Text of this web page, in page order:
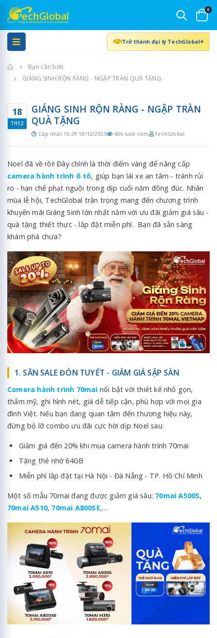
0
Trở thành đại lý TechGlobal
Trang chủBạn cần biết
GIÁNG SINH RỘN RÀNG - NGẬP TRÀN QUÀ TẶNG
18
TH12
GIÁNG SINH RỘN RÀNG - NGẬP TRÀN
QUÀ TẶNG
Cập nhật 16:29 18/12/2025 606 lượt xem TechGlobal
Noel đã về rồi! Đây chính là thời điểm vàng để nâng cấp
camera hành trình ô tô, giúp bạn lái xe an tâm - tránh rủi
ro - hạn chế phạt nguội trong dịp cuối năm đông đúc. Nhân
mùa lễ hội, TechGlobal trân trọng mang đến chương trình
khuyến mãi Giáng Sinh lớn nhất năm với ưu đãi giảm giá sâu -
quà tặng thiết thực - lắp đặt miễn phí. Bạn đã sẵn sàng
khám phá chưa?
1. SĂN SALE ĐÓN TUYẾT - GIẢM GIÁ SẬP SÀN
Camera hành trình 70mai nổi bật với thiết kế nhỏ gọn,
thẩm mỹ, ghi hình nét, giá dễ tiếp cận, phù hợp với mọi gia
đình Việt. Nếu bạn đang quan tâm đến thương hiệu này,
đừng bỏ lỡ combo ưu đãi cực hời dịp Noel sau:
Giảm giá đến 20% khi mua camera hành trình 70mai
Tặng thẻ nhớ 64GB
Miễn phí lắp đặt tại Hà Nội - Đà Nẵng - TP. Hồ Chí Minh
Một số mẫu 70mai đang được giảm giá sâu: 70mai A500S,
70mai A510, 70mai A800SE,…